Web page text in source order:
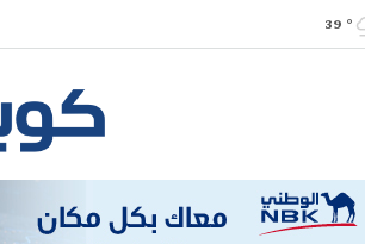
° 39